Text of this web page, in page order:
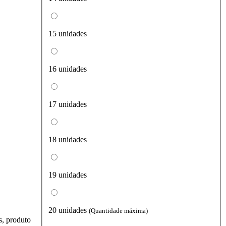
produto
15 unidades
16 unidades
17 unidades
18 unidades
19 unidades
20 unidades (Quantidade máxima)